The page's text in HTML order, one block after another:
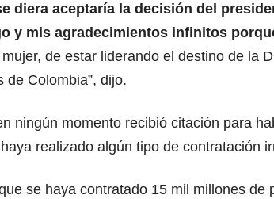
diera aceptaría la decisión del
y mis agradecimientos infinitos
de estar liderando el destino de la
de Colombia”, dijo.
ningún momento recibió citación para
realizado algún tipo de contratación
se haya contratado 15 mil millones de